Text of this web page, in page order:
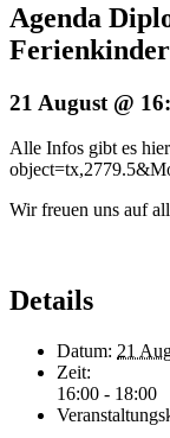
Agenda
Ferienkinder
21 August @
Alle Infos gibt es
Wir freuen uns auf
Details
Datum: 21
Zeit:
16:00 - 18:00